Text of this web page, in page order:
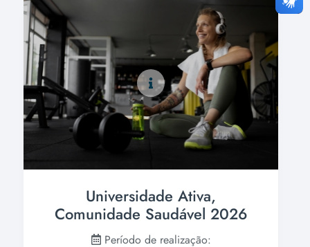
Universidade Ativa,
Comunidade Saudável 2026
Período de realização: